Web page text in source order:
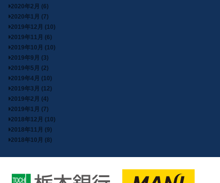
2020年2月 (6)
2020年1月 (7)
2019年12月 (10)
2019年11月 (6)
2019年10月 (10)
2019年9月 (3)
2019年5月 (2)
2019年4月 (10)
2019年3月 (12)
2019年2月 (4)
2019年1月 (7)
2018年12月 (10)
2018年11月 (9)
2018年10月 (8)